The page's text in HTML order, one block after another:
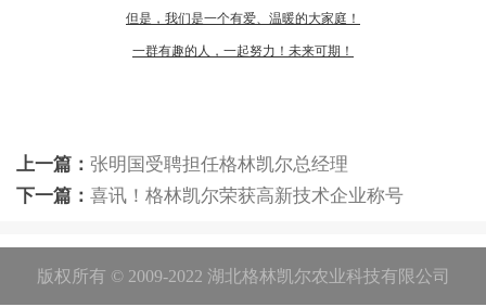
但是，我们是一个有爱、温暖的大家庭！
一群有趣的人，一起努力！未来可期！
上一篇： 张明国受聘担任格林凯尔总经理
下一篇： 喜讯！格林凯尔荣获高新技术企业称号
版权所有 © 2009-2022 湖北格林凯尔农业科技有限公司